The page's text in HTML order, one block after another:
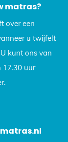
matras?
over een
u twijfelt
kunt ons van
17.30 uur